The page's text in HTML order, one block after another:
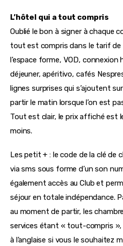
L’hôtel qui a tout compris
Oublié le bon à signer à chaque
tout est compris dans le tarif de
l’espace forme, VOD,
déjeuner, apéritivo, cafés
lignes surprises qui s’ajoutent
partir le matin lorsque l’on est
Tout est clair, le prix affiché est
moins.
Les petit + : le code de la clé de
via sms sous forme d’un son
également accès au Club et
séjour en totale indépendance.
au moment de partir, les
services étant « tout-compris
à l’anglaise si vous le souhaitez